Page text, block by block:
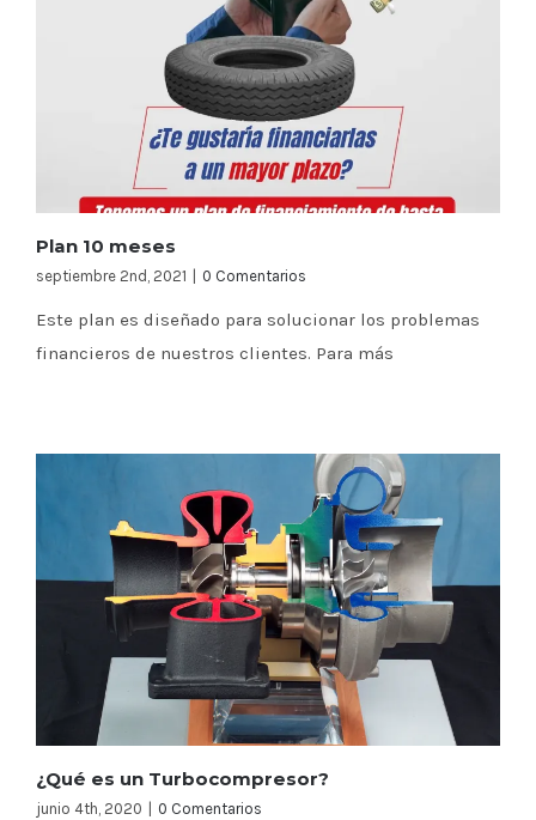
Plan 10 meses
septiembre 2nd, 2021 0 Comentarios
Este plan es diseñado para solucionar los problemas
financieros de nuestros clientes. Para más
¿Qué es un Turbocompresor?
junio 4th, 2020 0 Comentarios